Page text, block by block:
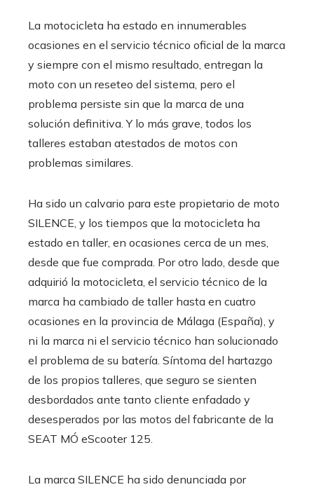
La motocicleta ha estado en innumerables
ocasiones en el servicio técnico oficial de la marca
y siempre con el mismo resultado, entregan la
moto con un reseteo del sistema, pero el
problema persiste sin que la marca de una
solución definitiva. Y lo más grave, todos los
talleres estaban atestados de motos con
problemas similares.
Ha sido un calvario para este propietario de moto
SILENCE, y los tiempos que la motocicleta ha
estado en taller, en ocasiones cerca de un mes,
desde que fue comprada. Por otro lado, desde que
adquirió la motocicleta, el servicio técnico de la
marca ha cambiado de taller hasta en cuatro
ocasiones en la provincia de Málaga (España), y
ni la marca ni el servicio técnico han solucionado
el problema de su batería. Síntoma del hartazgo
de los propios talleres, que seguro se sienten
desbordados ante tanto cliente enfadado y
desesperados por las motos del fabricante de la
SEAT MÓ eScooter 125.
La marca SILENCE ha sido denunciada por